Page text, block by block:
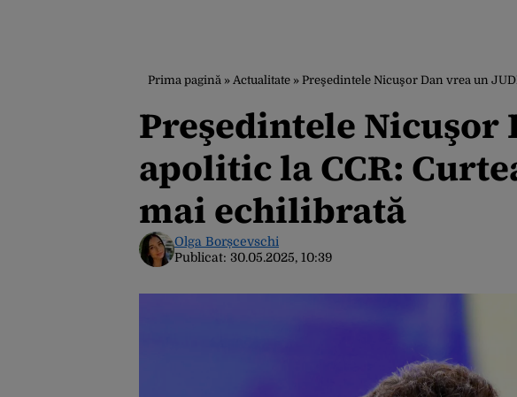
Prima pagină » Actualitate » Preşedintele Nicuşor Dan vrea un
Preşedintele Nicuşor
apolitic la CCR:
mai echilibrată
Olga Borșcevschi
Publicat: 30.05.2025, 10:39